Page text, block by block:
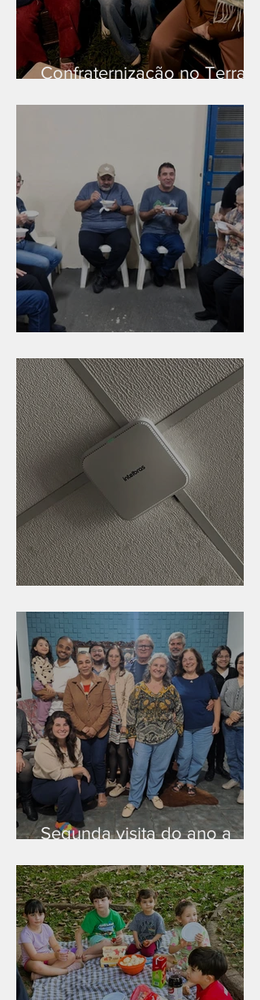
Confraternização no Terra
Segunda visita do ano a